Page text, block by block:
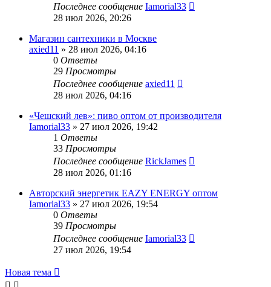
Последнее сообщение Iamorial33
28 июл 2026, 20:26
Магазин сантехники в Москве
axied11 » 28 июл 2026, 04:16
0 Ответы
29 Просмотры
Последнее сообщение axied11
28 июл 2026, 04:16
«Чешский лев»: пиво оптом от производителя
Iamorial33 » 27 июл 2026, 19:42
1 Ответы
33 Просмотры
Последнее сообщение RickJames
28 июл 2026, 01:16
Авторский энергетик EAZY ENERGY оптом
Iamorial33 » 27 июл 2026, 19:54
0 Ответы
39 Просмотры
Последнее сообщение Iamorial33
27 июл 2026, 19:54
Новая тема